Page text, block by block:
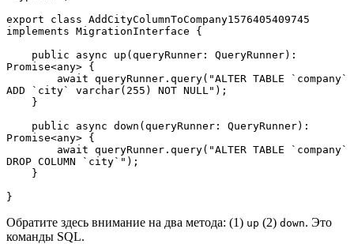
export class AddCityColumnToCompany1576405409745
implements MigrationInterface {
Promise<any> {
ADD `city` varchar(255) NOT NULL");
Promise<any> {
DROP COLUMN `city`");
}
Обратите здесь внимание на два метода: (1) up (2) down. Это
команды SQL.